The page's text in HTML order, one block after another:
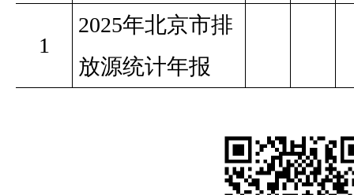
1
2025年北京市排
放源统计年报